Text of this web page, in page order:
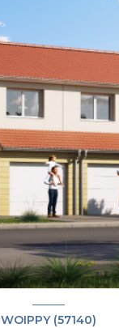
WOIPPY (57140)